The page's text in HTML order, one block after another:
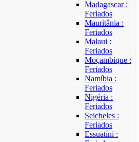
Madagascar :
Feriados
Mauritânia :
Feriados
Malaui :
Feriados
Moçambique :
Feriados
Namíbia :
Feriados
Nigéria :
Feriados
Seicheles :
Feriados
Essuatíni :